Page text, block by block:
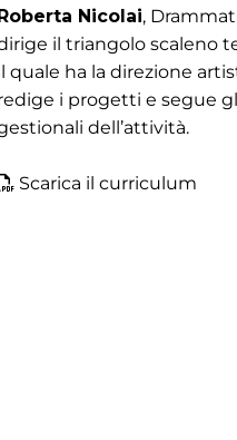
Nicolai,
il triangolo scaleno
quale ha la direzione
i progetti e segue
dell’attività.
Scarica il curriculum